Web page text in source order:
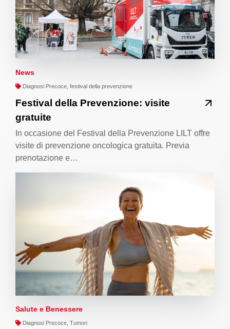
News
Diagnosi Precoce, festival della prevenzione
Festival della Prevenzione: visite
gratuite
In occasione del Festival della Prevenzione LILT offre
visite di prevenzione oncologica gratuita. Previa
prenotazione e…
Salute e Benessere
Diagnosi Precoce, Tumori